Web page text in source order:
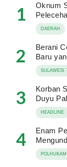
1
Oknum
DAERAH
2
Berani
Baru
SULAWESI
3
Korban
Duyu
HEADLINE
4
Enam
POLHUKAM